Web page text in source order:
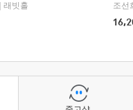
래빗홀
조선